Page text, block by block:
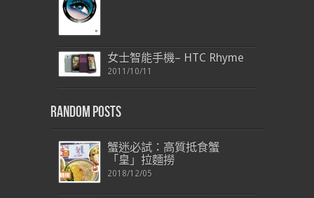
女士智能手機– HTC Rhyme
2011/10/11
Random Posts
蟹迷必試：高質抵食蟹
「皇」拉麵撈
2018/12/05